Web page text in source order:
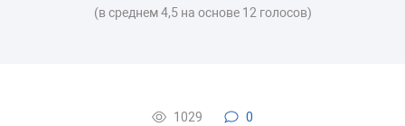
(в среднем 4,5 на основе 12 голосов)
1029 0